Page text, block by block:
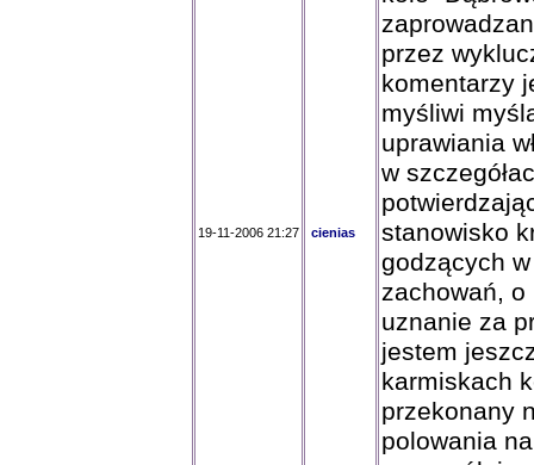
19-11-2006 21:27 cienias
przez
komentarzy
myśliwi
uprawiania
w
stanowisko
godzących w
zachowań,
uznanie za
jestem
karmiskach
przekonany
polowania